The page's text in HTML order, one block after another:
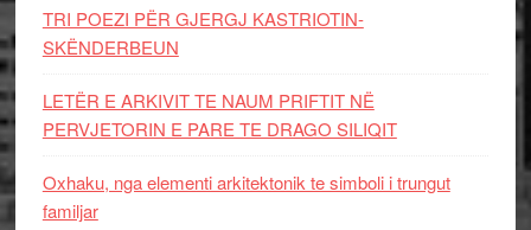
TRI POEZI PËR GJERGJ KASTRIOTIN-
SKËNDERBEUN
LETËR E ARKIVIT TE NAUM PRIFTIT NË
PERVJETORIN E PARE TE DRAGO SILIQIT
Oxhaku, nga elementi arkitektonik te simboli i trungut
familjar